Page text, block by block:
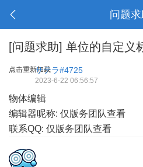
问题求
[问题求助] 单位的自定义
点击重新加载サテラ#4725
2023-6-22 06:56:57
物体编辑
编辑器昵称: 仅版务团队查看
联系QQ: 仅版务团队查看